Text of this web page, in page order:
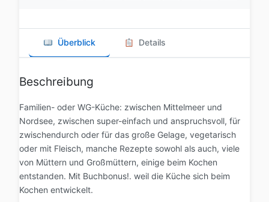
Überblick Details
Beschreibung
Familien- oder WG-Küche: zwischen Mittelmeer und
Nordsee, zwischen super-einfach und anspruchsvoll, für
zwischendurch oder für das große Gelage, vegetarisch
oder mit Fleisch, manche Rezepte sowohl als auch, viele
von Müttern und Großmüttern, einige beim Kochen
entstanden. Mit Buchbonus!. weil die Küche sich beim
Kochen entwickelt.